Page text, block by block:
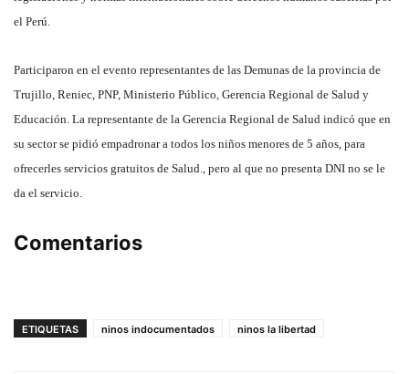
el Perú.
Participaron en el evento representantes de las Demunas de la provincia de
Trujillo, Reniec, PNP, Ministerio Público, Gerencia Regional de Salud y
Educación. La representante de la Gerencia Regional de Salud indicó que en
su sector se pidió empadronar a todos los niños menores de 5 años, para
ofrecerles servicios gratuitos de Salud., pero al que no presenta DNI no se le
da el servicio.
Comentarios
ETIQUETAS ninos indocumentados ninos la libertad